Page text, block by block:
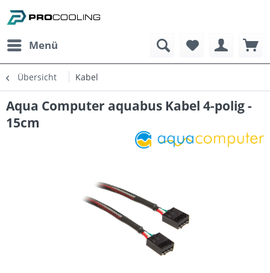
Menü
Übersicht Kabel
Aqua Computer aquabus Kabel 4-polig -
15cm